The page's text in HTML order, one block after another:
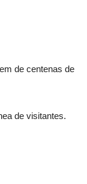
de centenas de
de visitantes.